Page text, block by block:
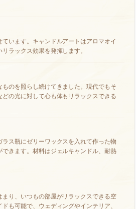
います。キャンドルアートはアロマオイ
ラックス効果を発揮します。
のを照らし続けてきました。現代でもそ
の光に対して心も体もリラックスできる
ス瓶にゼリーワックスを入れて作った物
きます。材料はジェルキャンドル、耐熱
り、いつもの部屋がリラックスできる空
も可能で、ウェディングやインテリア、